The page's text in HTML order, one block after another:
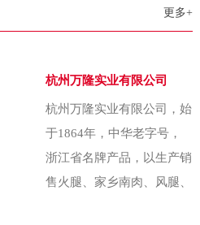
还能照顾照顾家里。下雨了啥的，
季匆忙抛售，收益甚微。为破解这
一难题，金川乡金珠村两委经集体
研究决策，创办了村集体企业——
金五园农业发展
更多+
杭州万隆实业有限公司
杭州万隆实业有限公司，始
于1864年，中华老字号，
浙江省名牌产品，以生产销
售火腿、家乡南肉、风腿、